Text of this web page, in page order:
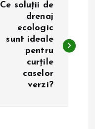
Ce soluții de
drenaj
ecologic
sunt ideale
pentru
curțile
caselor
verzi?